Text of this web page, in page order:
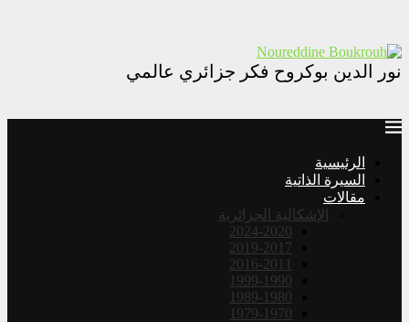
نور الدين بوكروح فكر جزائري عالمي
الرئيسية
السيرة الذاتية
مقالات
الإشكالية الجزائرية
2024-2020
2019-2017
2016-2011
1999-1990
1989-1980
1979-1970